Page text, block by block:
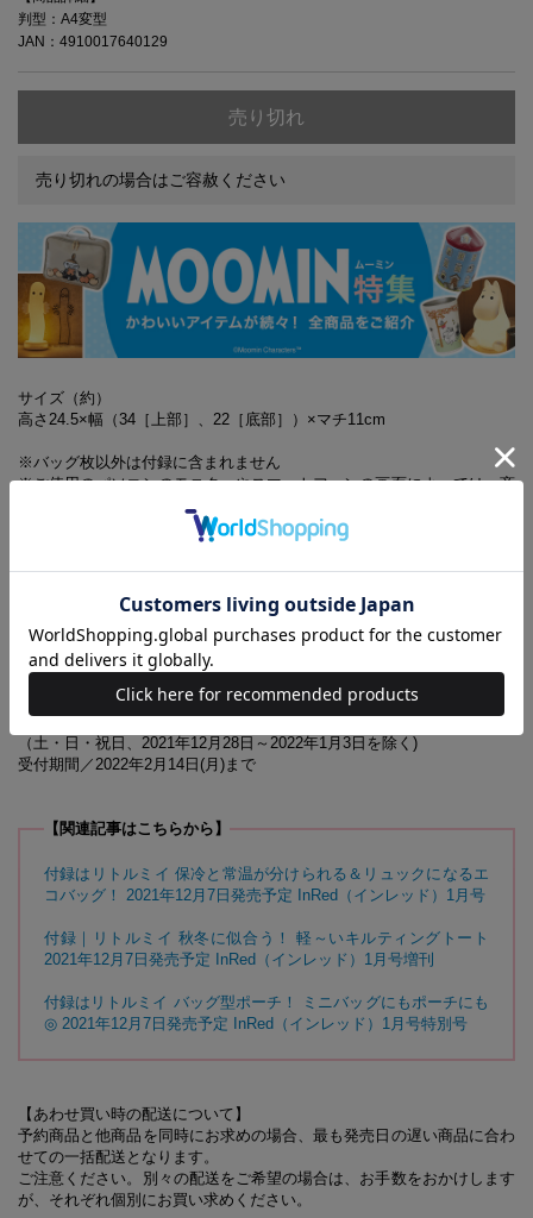
判型：A4変型
JAN：4910017640129
売り切れ
売り切れの場合はご容赦ください
サイズ（約）
高さ24.5×幅（34［上部］、22［底部］）×マチ11cm
※バッグ枚以外は付録に含まれません
※ご使用のパソコンのモニターやスマートフォンの画面によっては、商
品の色合いが、画面表示上のものと現物で異なる場合があります
※誌面内容は『InRed 1月号』に対し、一部掲載していない記事が
1月号増刊の付録に関するお問い合わせ先
【InRed1月号増刊 付録対応事務局】
受付時間／10:00～17:00
（土・日・祝日、2021年12月28日～2022年1月3日を除く)
受付期間／2022年2月14日(月)まで
【関連記事はこちらから】
付録はリトルミイ 保冷と常温が分けられる＆リュックになるエ
コバッグ！ 2021年12月7日発売予定 InRed（インレッド）1月号
付録｜リトルミイ 秋冬に似合う！ 軽～いキルティングトート
2021年12月7日発売予定 InRed（インレッド）1月号増刊
付録はリトルミイ バッグ型ポーチ！ ミニバッグにもポーチにも
◎ 2021年12月7日発売予定 InRed（インレッド）1月号特別号
【あわせ買い時の配送について】
予約商品と他商品を同時にお求めの場合、最も発売日の遅い商品に合わ
せての一括配送となります。
ご注意ください。別々の配送をご希望の場合は、お手数をおかけします
が、それぞれ個別にお買い求めください。